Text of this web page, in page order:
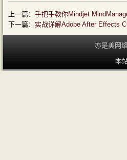
上一篇： 手把手教你Mindjet
下一篇： 实战详解Adobe After Effects
亦是美网
本